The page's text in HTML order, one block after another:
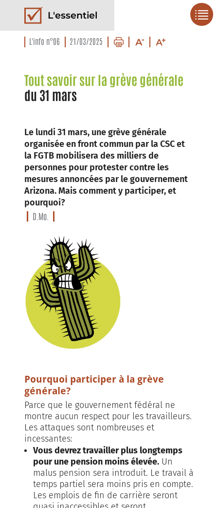
L'essentiel
L'info n°06 21/03/2025
Tout savoir sur la grève générale
du 31 mars
Le lundi 31 mars, une grève générale
organisée en front commun par la CSC et
la FGTB mobilisera des milliers de
personnes pour protester contre les
mesures annoncées par le gouvernement
Arizona. Mais comment y participer, et
pourquoi?
D.Mo.
Pourquoi participer à la grève
générale?
Parce que le gouvernement fédéral ne
montre aucun respect pour les travailleurs.
Les attaques sont nombreuses et
incessantes:
Vous devrez travailler plus longtemps
pour une pension moins élevée. Un
malus pension sera introduit. Le travail à
temps partiel sera moins pris en compte.
Les emplois de fin de carrière seront